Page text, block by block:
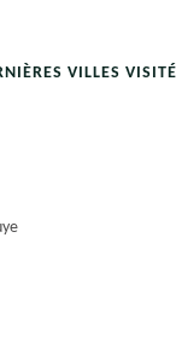
VILLES